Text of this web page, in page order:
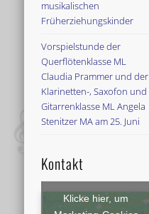
musikalischen
Früherziehungskinder
Vorspielstunde der
Querflötenklasse ML
Claudia Prammer und der
Klarinetten-, Saxofon und
Gitarrenklasse ML Angela
Stenitzer MA am 25. Juni
Kontakt
Klicke hier, um